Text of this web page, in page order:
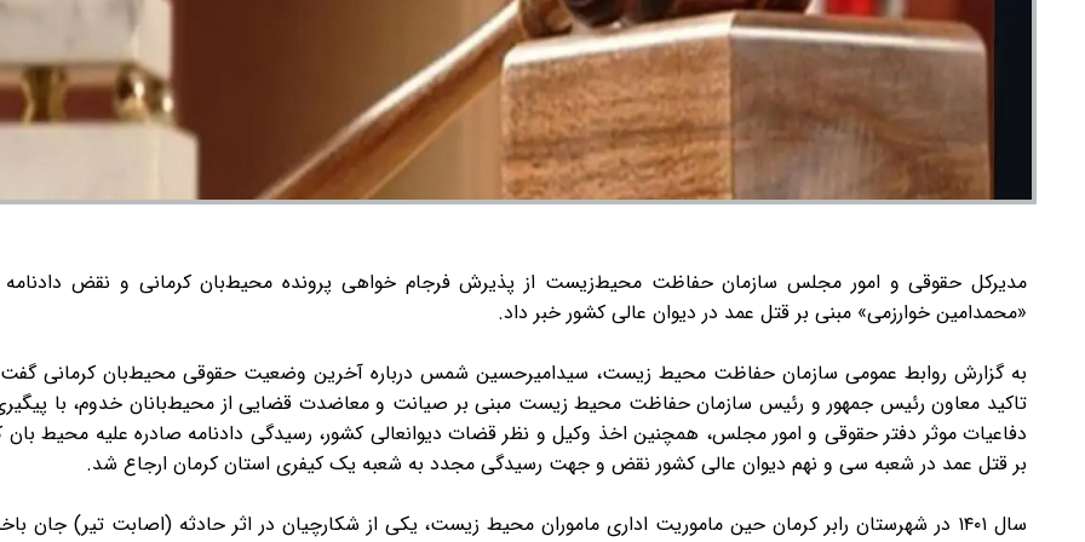
مدیرکل حقوقی و امور مجلس سازمان حفاظت محیط‌زیست از پذیرش فرجام خواهی پرونده محیط‌بان کرمانی و نقض دادنامه
«محمدامین خوارزمی» مبنی بر قتل عمد در دیوان عالی کشور خبر داد.
به گزارش روابط عمومی سازمان حفاظت محیط زیست، سیدامیرحسین شمس درباره آخرین وضعیت حقوقی محیط‌بان کرمانی گفت:
تاکید معاون رئیس جمهور و رئیس سازمان حفاظت محیط زیست مبنی بر صیانت و معاضدت قضایی از محیط‌بانان خدوم، با
دفاعیات موثر دفتر حقوقی و امور مجلس، همچنین اخذ وکیل و نظر قضات دیوانعالی کشور، رسیدگی دادنامه صادره علیه محیط بان
بر قتل عمد در شعبه سی و نهم دیوان عالی کشور نقض و جهت رسیدگی مجدد به شعبه یک کیفری استان کرمان ارجاع شد.
سال ۱۴۰۱ در شهرستان رابر کرمان حین ماموریت اداری ماموران محیط زیست، یکی از شکارچیان در اثر حادثه (اصابت تیر) جان